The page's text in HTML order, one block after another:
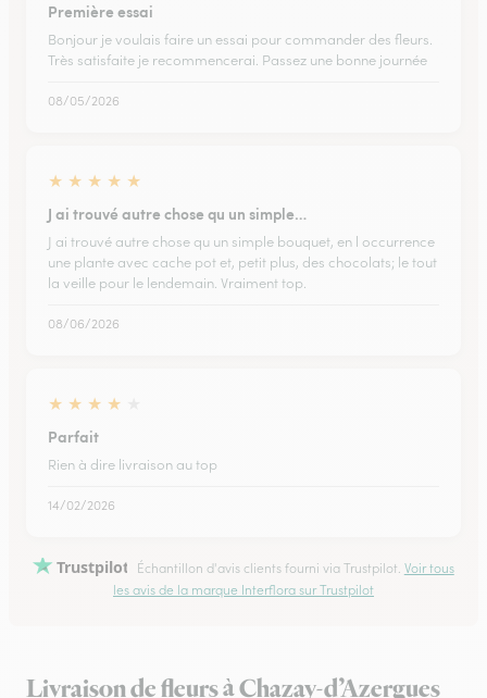
Première essai
Bonjour je voulais faire un essai pour commander des fleurs.
Très satisfaite je recommencerai. Passez une bonne journée
08/05/2026
★ ★ ★ ★ ★
J ai trouvé autre chose qu un simple…
J ai trouvé autre chose qu un simple bouquet, en l occurrence
une plante avec cache pot et, petit plus, des chocolats; le tout
la veille pour le lendemain. Vraiment top.
08/06/2026
★ ★ ★ ★
Parfait
Rien à dire livraison au top
14/02/2026
Trustpilot Échantillon d'avis clients fourni via Trustpilot. Voir tous
les avis de la marque Interflora sur Trustpilot
Livraison de fleurs à Chazay-d’Azergues